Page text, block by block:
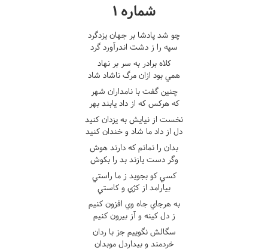
شماره ١
چو شد پادشا بر جهان يزدگرد
سپه را ز دشت اندرآورد گرد
کلاه برادر به سر بر نهاد
همي بود ازان مرگ ناشاد شاد
چنين گفت با نامداران شهر
که هرکس که از داد يابند بهر
نخست از نيايش به يزدان کنيد
دل از داد ما شاد و خندان کنيد
بدان را نمانم که دارند هوش
وگر دست يازند بد را بکوش
کسي کو بجويد ز ما راستي
بيارامد از کژي و کاستي
به هرجاي جاه وي افزون کنيم
ز دل کينه و آز بيرون کنيم
سگالش نگوييم جز با ردان
خردمند و بيداردل موبدان